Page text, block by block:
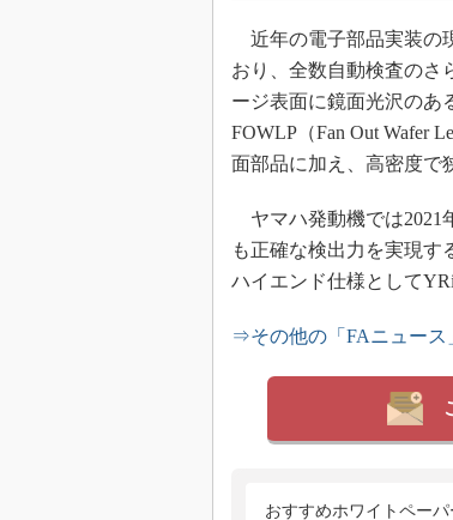
近年の電子部品実装の
おり、全数自動検査のさ
ージ表面に鏡面光沢のあ
FOWLP（Fan Out Wafer
面部品に加え、高密度で
ヤマハ発動機では2021
も正確な検出力を実現
ハイエンド仕様として
⇒その他の「FAニュース
おすすめホワイトペーパ